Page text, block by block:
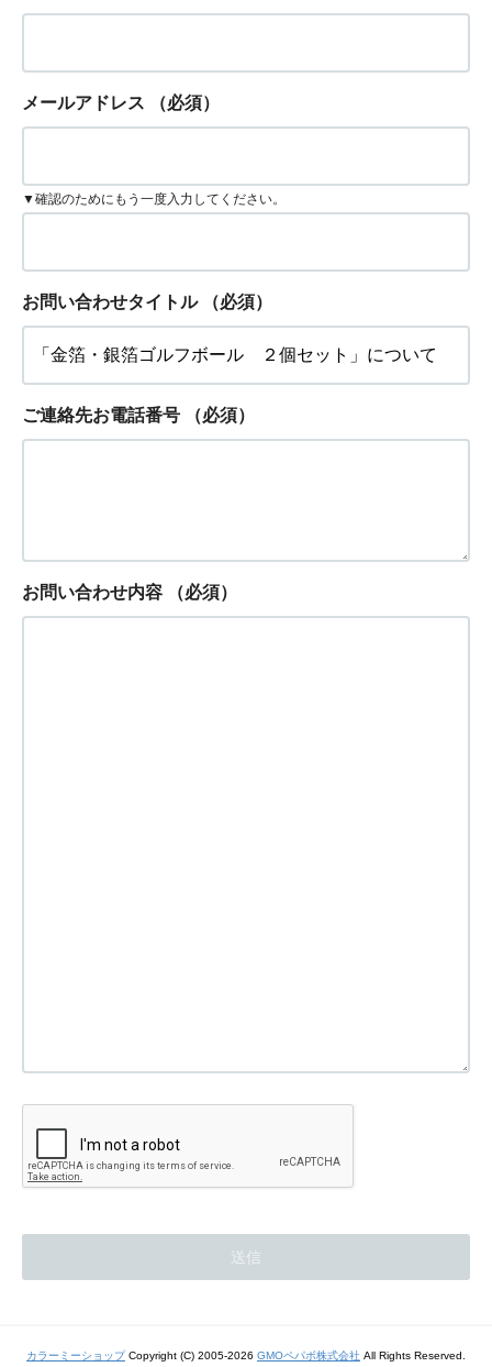
メールアドレス （必須）
▼確認のためにもう一度入力してください。
お問い合わせタイトル （必須）
ご連絡先お電話番号 （必須）
お問い合わせ内容 （必須）
カラーミーショップCopyright (C) 2005-2026 GMOペパボ株式会社 All Rights Reserved.